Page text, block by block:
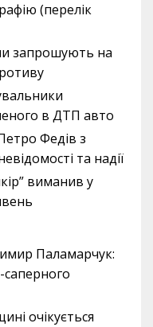
(перелік
запрошують на
в ДТП авто
Федів з
та надії
виманив у
Паламарчук:
очікується